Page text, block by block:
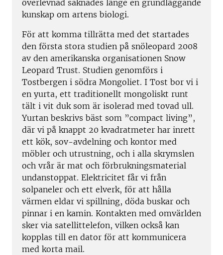
överlevnad saknades länge en grundläggande
kunskap om artens biologi.
För att komma tillrätta med det startades
den första stora studien på snöleopard 2008
av den amerikanska organisationen Snow
Leopard Trust. Studien genomförs i
Tostbergen i södra Mongoliet. I Tost bor vi i
en yurta, ett traditionellt mongoliskt runt
tält i vit duk som är isolerad med tovad ull.
Yurtan beskrivs bäst som ”compact living”,
där vi på knappt 20 kvadratmeter har inrett
ett kök, sov-avdelning och kontor med
möbler och utrustning, och i alla skrymslen
och vrår är mat och förbrukningsmaterial
undanstoppat. Elektricitet får vi från
solpaneler och ett elverk, för att hålla
värmen eldar vi spillning, döda buskar och
pinnar i en kamin. Kontakten med omvärlden
sker via satellittelefon, vilken också kan
kopplas till en dator för att kommunicera
med korta mail.